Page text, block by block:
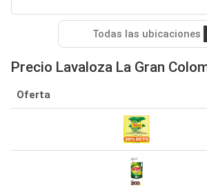
Todas las ubicaciones
Precio Lavaloza La Gran
Oferta